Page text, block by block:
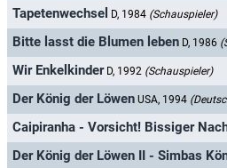
Tapetenwechsel D, 1984 (Schauspieler)
Bitte lasst die Blumen leben D, 1986
Wir Enkelkinder D, 1992 (Schauspieler)
Der König der Löwen USA, 1994
Caipiranha - Vorsicht! Bissiger
Der König der Löwen II - Simbas